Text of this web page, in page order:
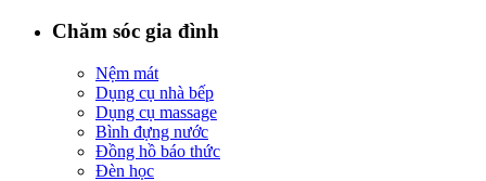
Chăm sóc gia đình
Nệm mát
Dụng cụ nhà bếp
Dụng cụ massage
Bình đựng nước
Đồng hồ báo thức
Đèn học